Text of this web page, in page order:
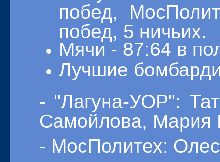
побед,
побед, 5 ничьих.
Мячи - 87:64 в
Лучшие
- "Лагуна-УОР":
Самойлова, Мария
- МосПолитех: